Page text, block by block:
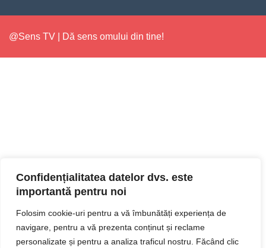
Confidențialitatea datelor dvs. este
importantă pentru noi
Folosim cookie-uri pentru a vă îmbunătăți experiența de
navigare, pentru a vă prezenta conținut și reclame
personalizate și pentru a analiza traficul nostru. Făcând clic
@Sens TV | Dă sens omului din tine!